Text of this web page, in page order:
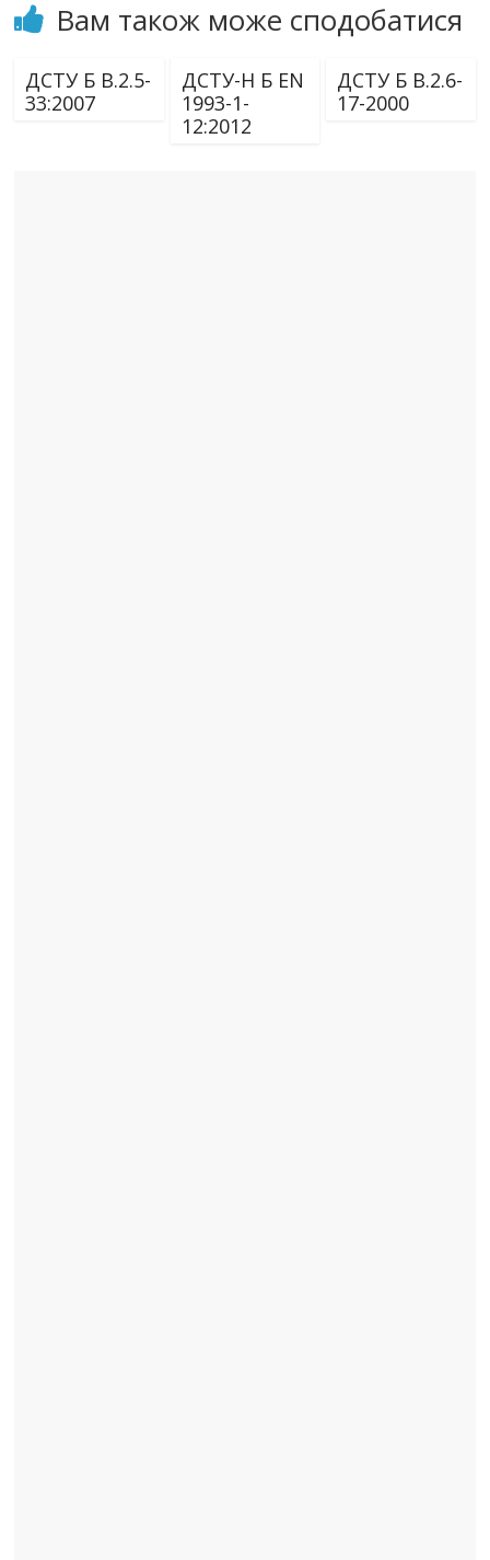
Вам також може сподобатися
ДСТУ Б В.2.5-
33:2007
ДСТУ-Н Б EN
1993-1-
12:2012
ДСТУ Б В.2.6-
17-2000